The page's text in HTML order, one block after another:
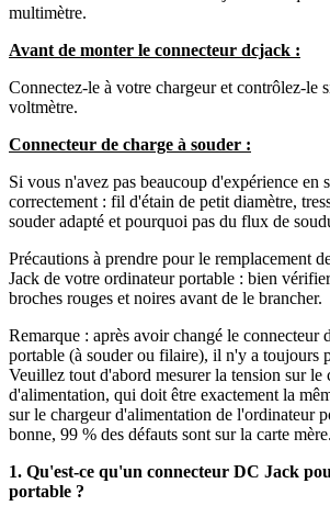
multimètre.
Avant de monter le connecteur dcjack :
Connectez-le à votre chargeur et contrôlez-le
voltmètre.
Connecteur de charge à souder :
Si vous n'avez pas beaucoup d'expérience en
correctement : fil d'étain de petit diamètre,
souder adapté et pourquoi pas du flux de
Précautions à prendre pour le remplacement
Jack de votre ordinateur portable : bien
broches rouges et noires avant de le brancher.
Remarque : après avoir changé le connecteur
portable (à souder ou filaire), il n'y a toujours
Veuillez tout d'abord mesurer la tension sur le
d'alimentation, qui doit être exactement la
sur le chargeur d'alimentation de l'ordinateur
bonne, 99 % des défauts sont sur la carte mère.
1. Qu'est-ce qu'un connecteur DC Jack
portable ?